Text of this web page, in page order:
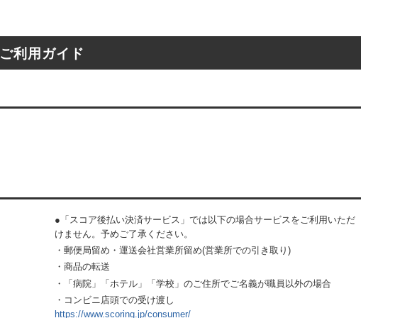
ご利用ガイド
●「スコア後払い決済サービス」では以下の場合サービスをご利用いただ
けません。予めご了承ください。
・郵便局留め・運送会社営業所留め(営業所での引き取り)
・商品の転送
・「病院」「ホテル」「学校」のご住所でご名義が職員以外の場合
・コンビニ店頭での受け渡し
https://www.scoring.jp/consumer/